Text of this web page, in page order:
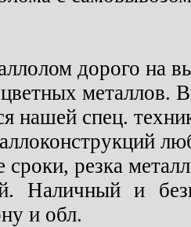
дорого на
металлов.
нашей спец.
сроки, резка
Наличный и
и обл.